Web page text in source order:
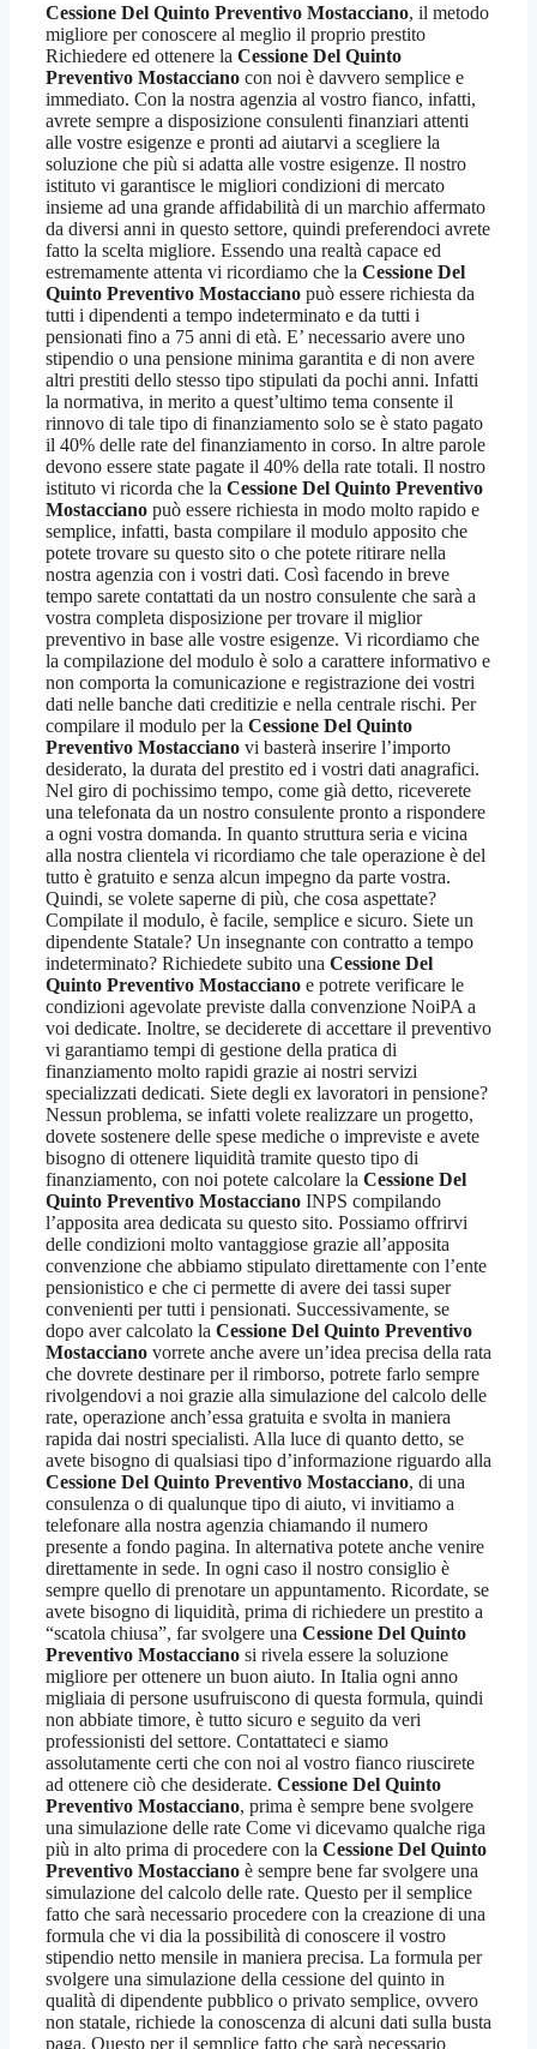
Cessione Del Quinto Preventivo Mostacciano, il metodo
migliore per conoscere al meglio il proprio prestito
Richiedere ed ottenere la Cessione Del Quinto
Preventivo Mostacciano con noi è davvero semplice e
immediato. Con la nostra agenzia al vostro fianco, infatti,
avrete sempre a disposizione consulenti finanziari attenti
alle vostre esigenze e pronti ad aiutarvi a scegliere la
soluzione che più si adatta alle vostre esigenze. Il nostro
istituto vi garantisce le migliori condizioni di mercato
insieme ad una grande affidabilità di un marchio affermato
da diversi anni in questo settore, quindi preferendoci avrete
fatto la scelta migliore. Essendo una realtà capace ed
estremamente attenta vi ricordiamo che la Cessione Del
Quinto Preventivo Mostacciano può essere richiesta da
tutti i dipendenti a tempo indeterminato e da tutti i
pensionati fino a 75 anni di età. E’ necessario avere uno
stipendio o una pensione minima garantita e di non avere
altri prestiti dello stesso tipo stipulati da pochi anni. Infatti
la normativa, in merito a quest’ultimo tema consente il
rinnovo di tale tipo di finanziamento solo se è stato pagato
il 40% delle rate del finanziamento in corso. In altre parole
devono essere state pagate il 40% della rate totali. Il nostro
istituto vi ricorda che la Cessione Del Quinto Preventivo
Mostacciano può essere richiesta in modo molto rapido e
semplice, infatti, basta compilare il modulo apposito che
potete trovare su questo sito o che potete ritirare nella
nostra agenzia con i vostri dati. Così facendo in breve
tempo sarete contattati da un nostro consulente che sarà a
vostra completa disposizione per trovare il miglior
preventivo in base alle vostre esigenze. Vi ricordiamo che
la compilazione del modulo è solo a carattere informativo e
non comporta la comunicazione e registrazione dei vostri
dati nelle banche dati creditizie e nella centrale rischi. Per
compilare il modulo per la Cessione Del Quinto
Preventivo Mostacciano vi basterà inserire l’importo
desiderato, la durata del prestito ed i vostri dati anagrafici.
Nel giro di pochissimo tempo, come già detto, riceverete
una telefonata da un nostro consulente pronto a rispondere
a ogni vostra domanda. In quanto struttura seria e vicina
alla nostra clientela vi ricordiamo che tale operazione è del
tutto è gratuito e senza alcun impegno da parte vostra.
Quindi, se volete saperne di più, che cosa aspettate?
Compilate il modulo, è facile, semplice e sicuro. Siete un
dipendente Statale? Un insegnante con contratto a tempo
indeterminato? Richiedete subito una Cessione Del
Quinto Preventivo Mostacciano e potrete verificare le
condizioni agevolate previste dalla convenzione NoiPA a
voi dedicate. Inoltre, se deciderete di accettare il preventivo
vi garantiamo tempi di gestione della pratica di
finanziamento molto rapidi grazie ai nostri servizi
specializzati dedicati. Siete degli ex lavoratori in pensione?
Nessun problema, se infatti volete realizzare un progetto,
dovete sostenere delle spese mediche o impreviste e avete
bisogno di ottenere liquidità tramite questo tipo di
finanziamento, con noi potete calcolare la Cessione Del
Quinto Preventivo Mostacciano INPS compilando
l’apposita area dedicata su questo sito. Possiamo offrirvi
delle condizioni molto vantaggiose grazie all’apposita
convenzione che abbiamo stipulato direttamente con l’ente
pensionistico e che ci permette di avere dei tassi super
convenienti per tutti i pensionati. Successivamente, se
dopo aver calcolato la Cessione Del Quinto Preventivo
Mostacciano vorrete anche avere un’idea precisa della rata
che dovrete destinare per il rimborso, potrete farlo sempre
rivolgendovi a noi grazie alla simulazione del calcolo delle
rate, operazione anch’essa gratuita e svolta in maniera
rapida dai nostri specialisti. Alla luce di quanto detto, se
avete bisogno di qualsiasi tipo d’informazione riguardo alla
Cessione Del Quinto Preventivo Mostacciano, di una
consulenza o di qualunque tipo di aiuto, vi invitiamo a
telefonare alla nostra agenzia chiamando il numero
presente a fondo pagina. In alternativa potete anche venire
direttamente in sede. In ogni caso il nostro consiglio è
sempre quello di prenotare un appuntamento. Ricordate, se
avete bisogno di liquidità, prima di richiedere un prestito a
“scatola chiusa”, far svolgere una Cessione Del Quinto
Preventivo Mostacciano si rivela essere la soluzione
migliore per ottenere un buon aiuto. In Italia ogni anno
migliaia di persone usufruiscono di questa formula, quindi
non abbiate timore, è tutto sicuro e seguito da veri
professionisti del settore. Contattateci e siamo
assolutamente certi che con noi al vostro fianco riuscirete
ad ottenere ciò che desiderate. Cessione Del Quinto
Preventivo Mostacciano, prima è sempre bene svolgere
una simulazione delle rate Come vi dicevamo qualche riga
più in alto prima di procedere con la Cessione Del Quinto
Preventivo Mostacciano è sempre bene far svolgere una
simulazione del calcolo delle rate. Questo per il semplice
fatto che sarà necessario procedere con la creazione di una
formula che vi dia la possibilità di conoscere il vostro
stipendio netto mensile in maniera precisa. La formula per
svolgere una simulazione della cessione del quinto in
qualità di dipendente pubblico o privato semplice, ovvero
non statale, richiede la conoscenza di alcuni dati sulla busta
paga. Questo per il semplice fatto che sarà necessario